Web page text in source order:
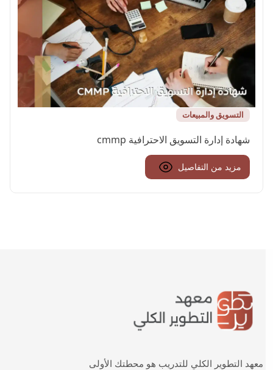
التسويق والمبيعات
شهادة إدارة التسويق الاحترافية cmmp
مزيد من التفاصيل
معهد التطوير الكلي للتدريب هو محطتك الأولى